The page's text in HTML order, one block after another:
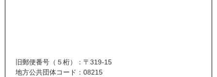
旧郵便番号（５桁）：〒319-15
地方公共団体コード：08215